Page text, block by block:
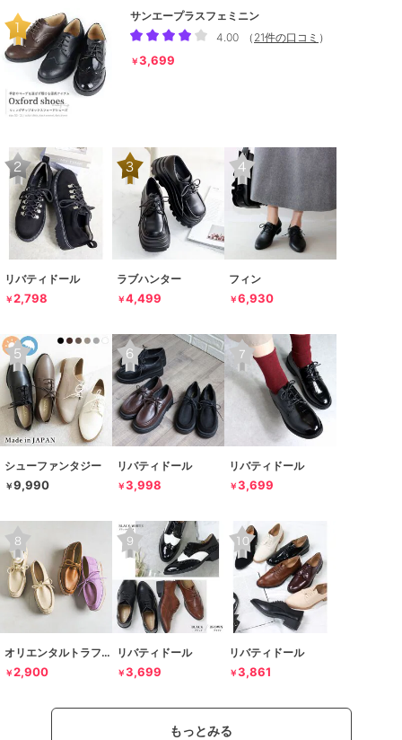
サンエープラスフェミニン
4.00
（ 21件の口コミ ）
￥3,699
リバティドール
￥2,798
ラブハンター
￥4,499
フィン
￥6,930
シューファンタジー
￥9,990
リバティドール
￥3,998
リバティドール
￥3,699
オリエンタルトラフィック
￥2,900
リバティドール
￥3,699
リバティドール
￥3,861
もっとみる